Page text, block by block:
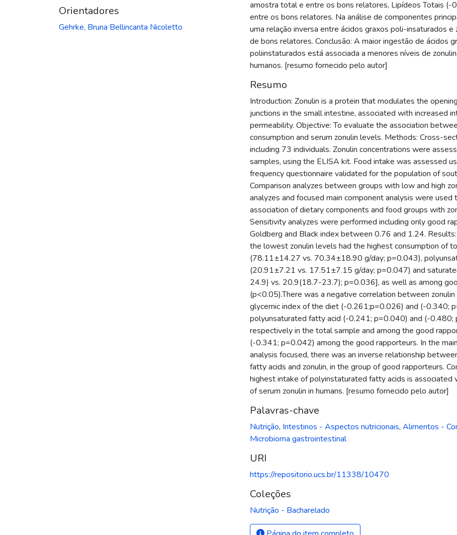
Orientadores
Gehrke, Bruna Bellincanta Nicoletto
amostra total e entre os bons relatores, Lipídeos Totais (-
entre os bons relatores. Na análise de componentes
uma relação inversa entre ácidos graxos poli-insaturados e
de bons relatores. Conclusão: A maior ingestão de ácidos
poliinstaturados está associada a menores níveis de
humanos. [resumo fornecido pelo autor]
Resumo
Introduction: Zonulin is a protein that modulates the
junctions in the small intestine, associated with increased
permeability. Objective: To evaluate the association
consumption and serum zonulin levels. Methods: Cross-
including 73 individuals. Zonulin concentrations were
samples, using the ELISA kit. Food intake was assessed
frequency questionnaire validated for the population of
Comparison analyzes between groups with low and high
analyzes and focused main component analysis were used
association of dietary components and food groups with
Sensitivity analyzes were performed including only good
Goldberg and Black index between 0.76 and 1.24.
the lowest zonulin levels had the highest consumption of
(78.11±14.27 vs. 70.34±18.90 g/day; p=0.043),
(20.91±7.21 vs. 17.51±7.15 g/day; p=0.047) and
24.9) vs. 20.9(18.7-23.7); p=0.036], as well as among
(p<0.05).There was a negative correlation between
glycemic index of the diet (-0.261;p=0.026) and (-0.340;
polyunsaturated fatty acid (-0.241; p=0.040) and (-0.480;
respectively in the total sample and among the good
(-0.341; p=0.042) among the good rapporteurs. In the
analysis focused, there was an inverse relationship
fatty acids and zonulin, in the group of good rapporteurs.
highest intake of polyinstaturated fatty acids is
of serum zonulin in humans. [resumo fornecido pelo autor]
Palavras-chave
Nutrição, Intestinos - Aspectos nutricionais, Alimentos -
Microbioma gastrointestinal
URI
https://repositorio.ucs.br/11338/10470
Coleções
Nutrição - Bacharelado